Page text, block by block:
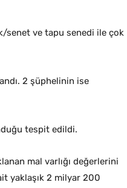
senet ve tapu senedi ile çok
2 şüphelinin ise
tespit edildi.
mal varlığı değerlerini
yaklaşık 2 milyar 200